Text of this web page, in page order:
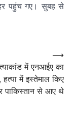
पहुंच गए। सुबह से
में एनआईए का
में इस्तेमाल किए
पाकिस्तान से आए थे
⟶